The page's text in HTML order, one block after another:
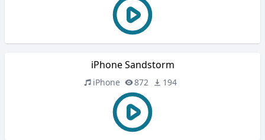
iPhone Sandstorm
iPhone 872 194